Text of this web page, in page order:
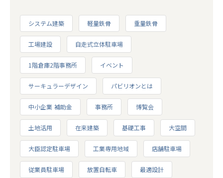
システム建築 軽量鉄骨 重量鉄骨
工場建設 自走式立体駐車場
1階倉庫2階事務所 イベント
サーキュラーデザイン パビリオンとは
中小企業 補助金 事務所 博覧会
土地活用 在来建築 基礎工事 大空間
大臣認定駐車場 工業専用地域 店舗駐車場
従業員駐車場 放置自転車 最適設計